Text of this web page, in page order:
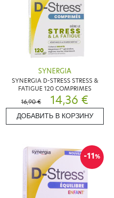
SYNERGIA
SYNERGIA D-STRESS STRESS &
FATIGUE 120 COMPRIMES
16,90 €
14,36 €
ДОБАВИТЬ В КОРЗИНУ
-11%